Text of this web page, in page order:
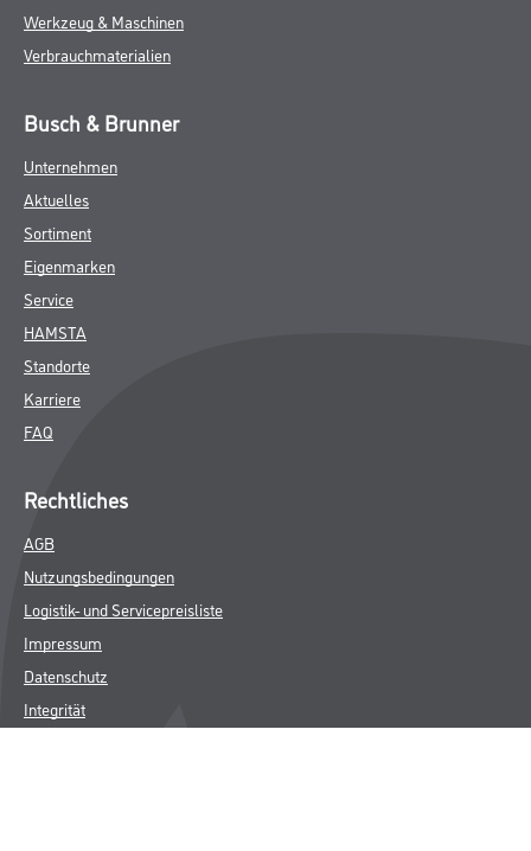
Werkzeug & Maschinen
Verbrauchmaterialien
Busch & Brunner
Unternehmen
Aktuelles
Sortiment
Eigenmarken
Service
HAMSTA
Standorte
Karriere
FAQ
Rechtliches
AGB
Nutzungsbedingungen
Logistik- und Servicepreisliste
Impressum
Datenschutz
Integrität